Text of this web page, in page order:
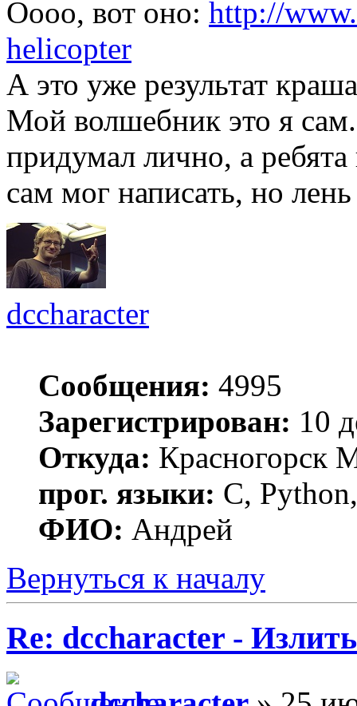
Оооо, вот оно: http://
helicopter
А это уже результат
Мой волшебник это я
придумал лично, а
сам мог написать, но
dccharacter
Сообщения: 4995
Зарегистрирован: 10
Откуда: Красногорск
прог. языки: C,
ФИО: Андрей
Вернуться к началу
Re: dccharacter -